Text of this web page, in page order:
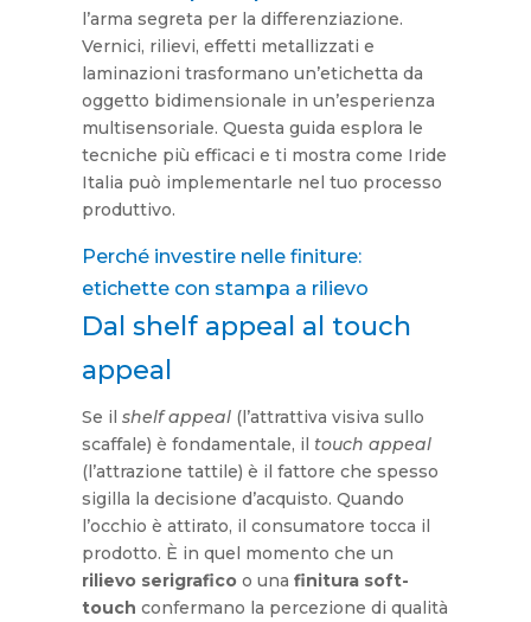
l’arma segreta per la differenziazione.
Vernici, rilievi, effetti metallizzati e
laminazioni trasformano un’etichetta da
oggetto bidimensionale in un’esperienza
multisensoriale. Questa guida esplora le
tecniche più efficaci e ti mostra come Iride
Italia può implementarle nel tuo processo
produttivo.
Perché investire nelle finiture:
etichette con stampa a rilievo
Dal shelf appeal al touch
appeal
Se il shelf appeal(l’attrattiva visiva sullo
scaffale) è fondamentale, il touch appeal
(l’attrazione tattile) è il fattore che spesso
sigilla la decisione d’acquisto. Quando
l’occhio è attirato, il consumatore tocca il
prodotto. È in quel momento che un
rilievo serigraficoo una finitura soft-
touch confermano la percezione di qualità